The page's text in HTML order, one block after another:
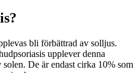
bli förbättrad av solljus.
upplever denna
De är endast cirka 10% som